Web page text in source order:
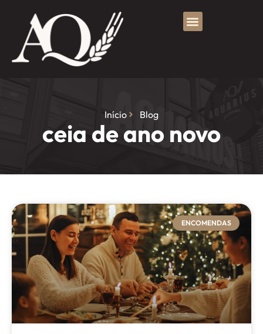
Início Blog
ceia de ano novo
ENCOMENDAS